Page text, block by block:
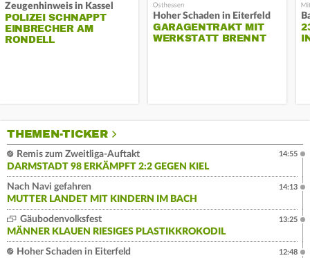
Zeugenhinweis in Kassel
POLIZEI SCHNAPPT
EINBRECHER AM
RONDELL
Hoher Schaden in Eiterfeld
GARAGENTRAKT MIT
WERKSTATT BRENNT
THEMEN-TICKER
Remis zum Zweitliga-Auftakt
DARMSTADT 98 ERKÄMPFT 2:2 GEGEN KIEL
14:55
Nach Navi gefahren
MUTTER LANDET MIT KINDERN IM BACH
14:13
Gäubodenvolksfest
MÄNNER KLAUEN RIESIGES PLASTIKKROKODIL
13:25
Hoher Schaden in Eiterfeld
12:48